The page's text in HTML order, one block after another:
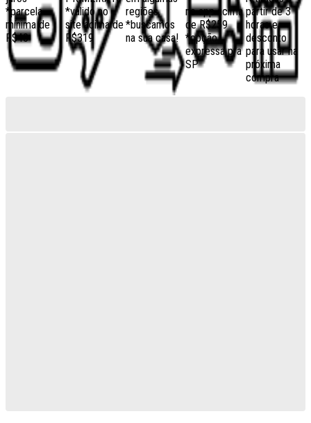
*parcela
mínima de
R$40
*válido no
site acima de
R$319
regiões,
*buscamos
na sua casa!
no app acima
de R$259
*opção
expressa pra
SP
partir de 3
horas e
desconto
para usar na
próxima
compra